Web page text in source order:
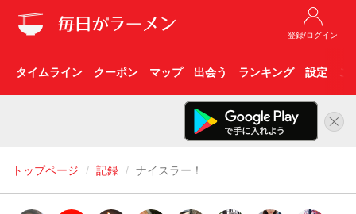
登録/ログイン
タイムライン クーポン マップ 出会う ランキング 設定 こ
トップページ 記録 ナイスラー！